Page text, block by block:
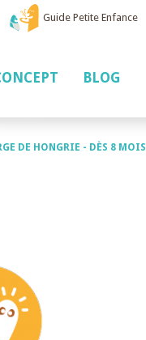
Guide Petite Enfance
BLOG
DE HONGRIE - DÈS 8 MOIS